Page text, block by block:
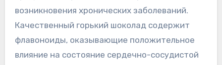
возникновения хронических заболеваний.
Качественный горький шоколад содержит
флавоноиды‚ оказывающие положительное
влияние на состояние сердечно-сосудистой